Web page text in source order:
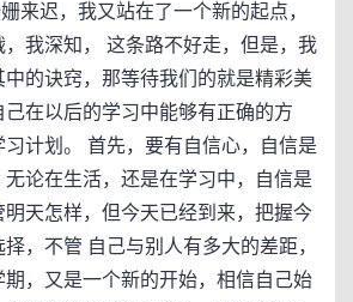
迟，我又站在了一个新的起点，
我深知， 这条路不好走，但是，我
的诀窍，那等待我们的就是精彩美
在以后的学习中能够有正确的方
计划。 首先，要有自信心，自信是
论在生活，还是在学习中，自信是
明天怎样，但今天已经到来，把握今
，不管 自己与别人有多大的差距，
，又是一个新的开始，相信自己始